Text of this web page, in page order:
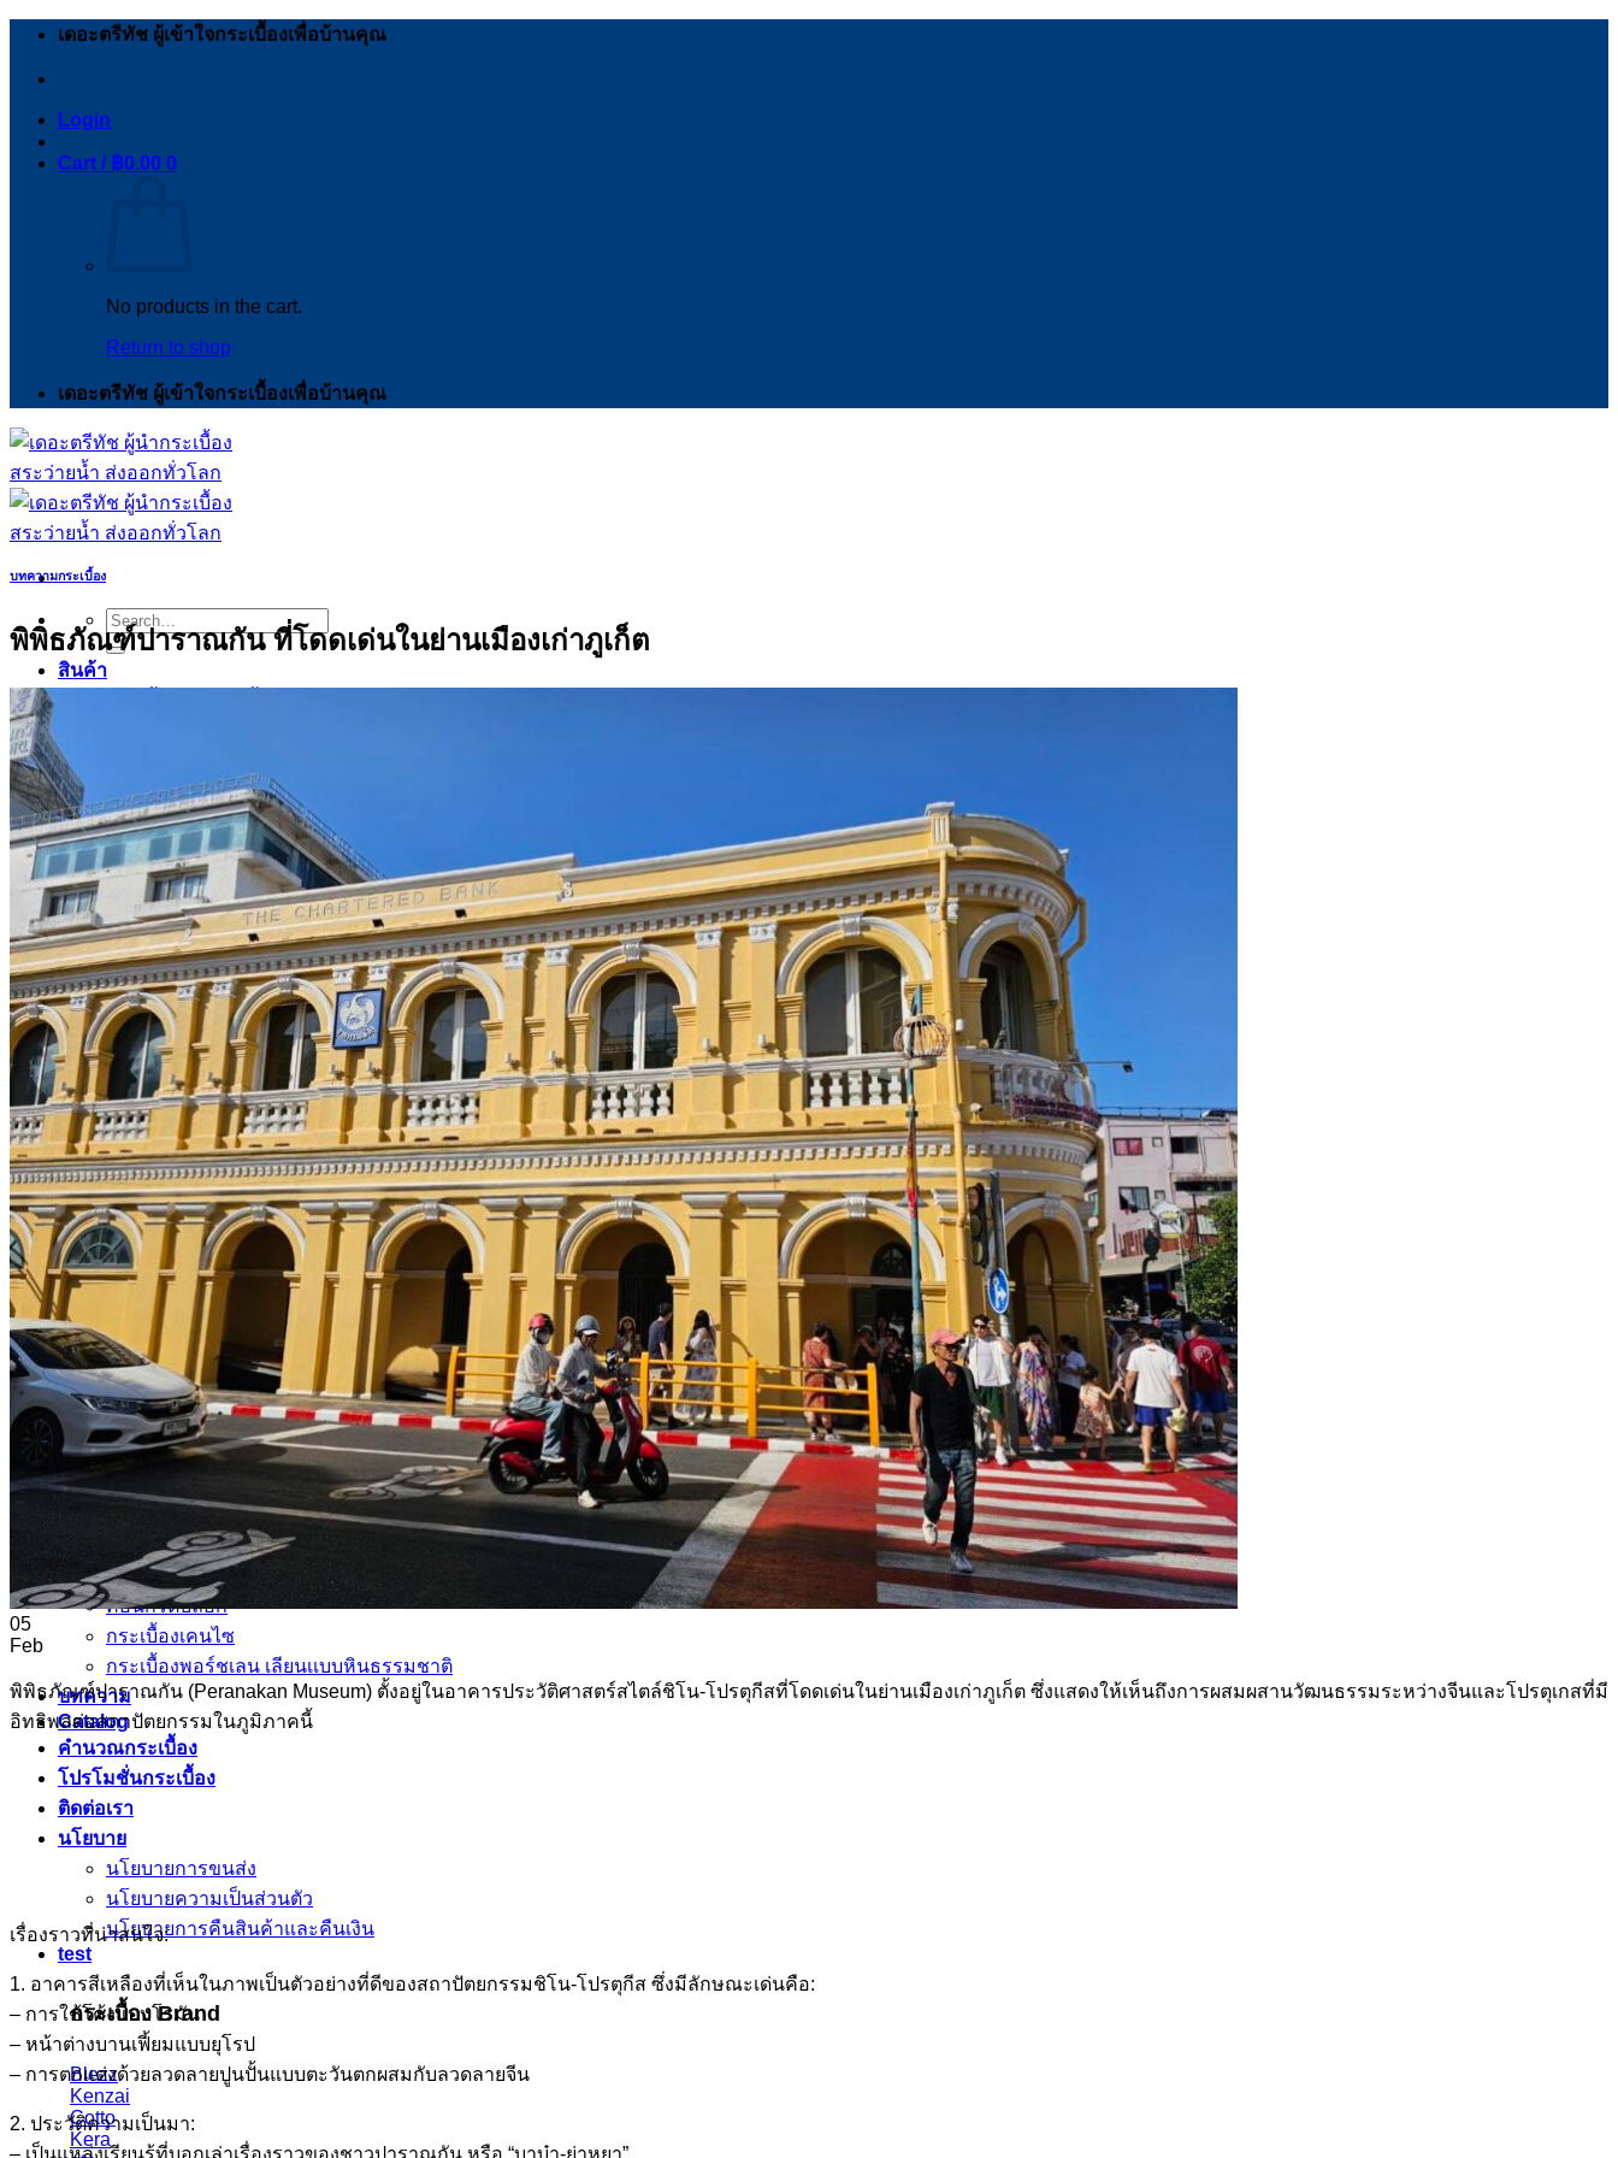
Skip
เดอะตรีทัช ผู้เข้าใจกระเบื้องเพื่อบ้านคุณ
Login
Cart / ฿0.00 0
No products in the cart.
Return to shop
เดอะตรีทัช ผู้เข้าใจกระเบื้องเพื่อบ้านคุณ
Search
for:
สินค้า
กระเบื้องสระว่ายน้ำ TGs
กระเบื้องสระว่ายน้ำหินธรรมชาติ
กระเบื้องสระว่ายนํ้า Porcelain stone รุ่น Kyanite stone
กระเบื้องขอบสระว่ายน้ำ
กระเบื้องลายโบราณ
กระเบื้องSubway
กระเบื้องเคนไซ
แกรนิตโต้ ไทล์
เอ็กซ์ทรูดไทล์
ฟลอเรนซ์ ไทล์
นาริตะ
กระเบื้องสระว่ายน้ำ KENZAI
อเมซอน
ควอทซ์ สโตน
ยิปซี ไทล์
เปอร์เซีย
ควอร์ท ราวน์
กระเบื้องหกเหลี่ยม
อ่างล้างหน้าเซรามิค
ปูนกาวยาเเนวจระเข้
ปูนกาวยาเเนวเวเบอร์
ผลงานกระเบื้อง
กระเบื้องเลียนแบบหินธรรมชาติ
ผลงานกระเบื้องลายโบราณ
ผลงานกระเบื้องสระว่ายนํ้า
กระเบื้องลายไม้
กระเบื้องลายหินอ่อน
คอนกรีตบล็อก
กระเบื้องเคนไซ
กระเบื้องพอร์ชเลน เลียนเเบบหินธรรมชาติ
บทความ
Catalog
คำนวณกระเบื้อง
โปรโมชั่นกระเบื้อง
ติดต่อเรา
นโยบาย
นโยบายการขนส่ง
นโยบายความเป็นส่วนตัว
นโยบายการคืนสินค้าและคืนเงิน
test
กระเบื้อง Brand
Blezz
Kenzai
Cotto
Kera
บทความกระเบื้อง
พิพิธภัณฑ์ปาราณกัน ที่โดดเด่นในย่านเมืองเก่าภูเก็ต
05
Feb
พิพิธภัณฑ์ปาราณกัน (Peranakan Museum) ตั้งอยู่ในอาคารประวัติศาสตร์สไตล์ชิโน-โปรตุกีสที่โดดเด่นในย่านเมืองเก่าภูเก็ต ซึ่งแสดงให้เห็นถึงการผสมผสานวัฒนธรรมระหว่างจีนและโปรตุเกสที่มี
อิทธิพลต่อสถาปัตยกรรมในภูมิภาคนี้
เรื่องราวที่น่าสนใจ:
1. อาคารสีเหลืองที่เห็นในภาพเป็นตัวอย่างที่ดีของสถาปัตยกรรมชิโน-โปรตุกีส ซึ่งมีลักษณะเด่นคือ:
– การใช้โค้งแบบโรมัน
– หน้าต่างบานเฟี้ยมแบบยุโรป
– การตกแต่งด้วยลวดลายปูนปั้นแบบตะวันตกผสมกับลวดลายจีน
2. ประวัติความเป็นมา:
– เป็นแหล่งเรียนรู้ที่บอกเล่าเรื่องราวของชาวปาราณกัน หรือ “บาบ๋า-ย่าหยา”